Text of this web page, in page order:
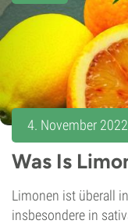
4. November 2022
Was Is
Limonen ist überall
insbesondere in